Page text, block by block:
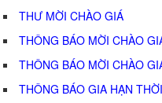
THƯ MỜI CHÀO GIÁ
THÔNG BÁO MỜI CHÀO
THÔNG BÁO MỜI CHÀO
THÔNG BÁO GIA HẠN